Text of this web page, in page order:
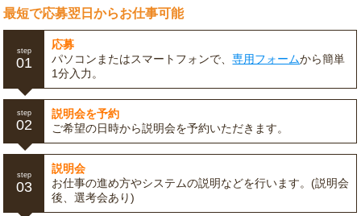
最短で応募翌日からお仕事可能
step
01
応募
パソコンまたはスマートフォンで、専用フォームから簡単
1分入力。
step
02
説明会を予約
ご希望の日時から説明会を予約いただきます。
step
03
説明会
お仕事の進め方やシステムの説明などを行います。(説明会
後、選考会あり)